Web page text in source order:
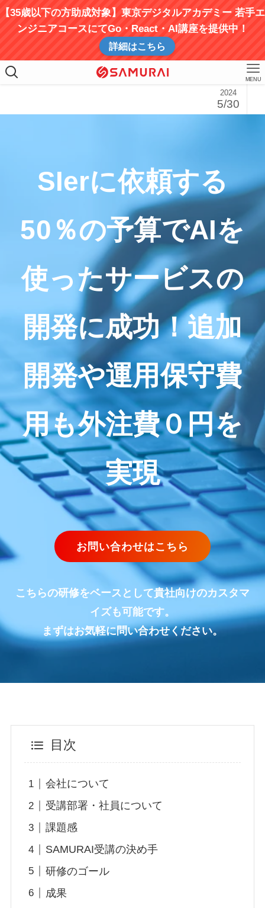
【35歳以下の方助成対象】東京デジタルアカデミー 若手エ
ンジニアコースにてGo・React・AI講座を提供中！
詳細はこちら
MENU
2024
5/30
SIerに依頼する
50％の予算でAIを
使ったサービスの
開発に成功！追加
開発や運用保守費
用も外注費０円を
実現
お問い合わせはこちら
こちらの研修をベースとして貴社向けのカスタマ
イズも可能です。
まずはお気軽に問い合わせください。
目次
会社について
受講部署・社員について
課題感
SAMURAI受講の決め手
研修のゴール
成果